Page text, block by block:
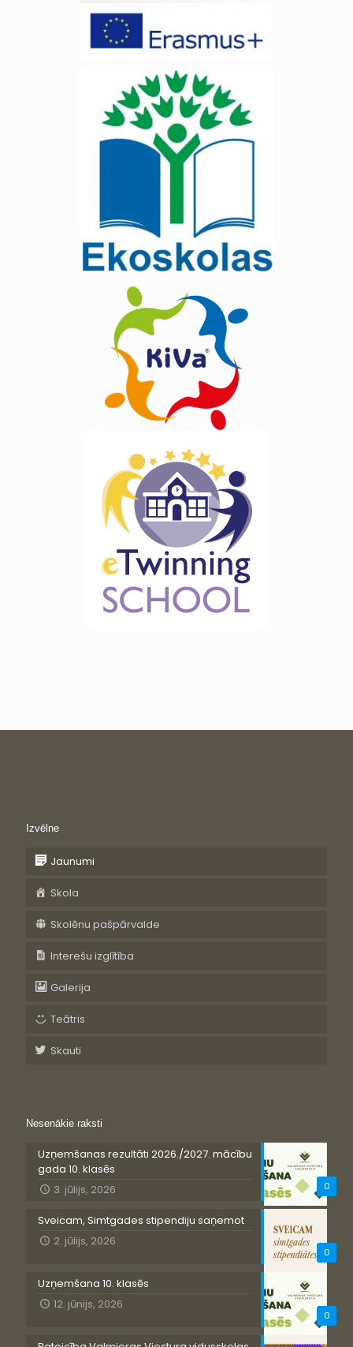
Izvēlne
Jaunumi
Skola
Skolēnu pašpārvalde
Interešu izglītība
Galerija
Teātris
Skauti
Nesenākie raksti
0
Uzņemšanas rezultāti 2026./2027. mācību
gada 10. klasēs
3. jūlijs, 2026
0
Sveicam, Simtgades stipendiju saņemot
2. jūlijs, 2026
0
Uzņemšana 10. klasēs
12. jūnijs, 2026